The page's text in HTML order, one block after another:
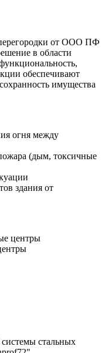
от ООО ПФ
в области
обеспечивают
имущества
огня между
(дым, токсичные
здания от
центры
стальных